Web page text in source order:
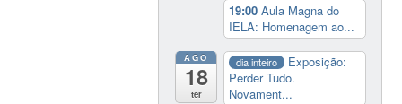
19:00Aula Magna do
IELA: Homenagem ao...
AGO
18
ter
dia inteiro
Exposição:
Perder Tudo.
Novament...